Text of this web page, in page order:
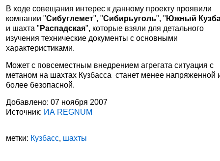
В ходе совещания интерес к данному проекту проявили
компании "Сибуглемет", "Сибирьуголь", "Южный
и шахта "Распадская", которые взяли для детального
изучения технические документы с основными
характеристиками.
Может с повсеместным внедрением агрегата ситуация с
метаном на шахтах Кузбасса станет менее напряженной
более безопасной.
Добавлено: 07 ноября 2007
Источник: ИА REGNUM
метки: Кузбасс, шахты